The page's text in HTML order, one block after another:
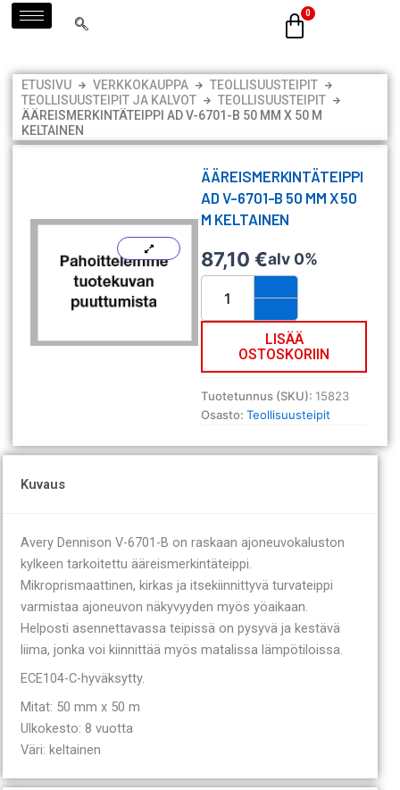
Siirry
sisältöön
ETUSIVU VERKKOKAUPPA
TEOLLISUUSTEIPIT
TEOLLISUUSTEIPIT JA KALVOT
TEOLLISUUSTEIPIT
ÄÄREISMERKINTÄTEIPPI AD V-6701-B 50 MM X 50 M
KELTAINEN
ÄÄREISMERKINTÄTEIPPI
AD V-6701-B 50 MM X 50
M KELTAINEN
87,10€alv 0%
Ääreismerkintäteippi
V-
50
mm
x
m
LISÄÄ
OSTOSKORIIN
Tuotetunnus (SKU):15823
Osasto:Teollisuusteipit
Kuvaus
Avery Dennison V-6701-B on raskaan ajoneuvokaluston
kylkeen tarkoitettu ääreismerkintäteippi.
Mikroprismaattinen, kirkas ja itsekiinnittyvä turvateippi
varmistaa ajoneuvon näkyvyyden myös yöaikaan.
Helposti asennettavassa teipissä on pysyvä ja kestävä
liima, jonka voi kiinnittää myös matalissa lämpötiloissa.
ECE104-C-hyväksytty.
Mitat: 50 mm x 50 m
Ulkokesto: 8 vuotta
Väri: keltainen